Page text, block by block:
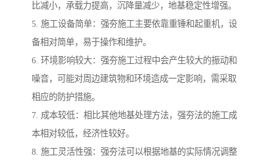
比减小，承载力提高，沉降量减少，地基稳定性增强。
5. 施工设备简单：强夯施工主要依靠重锤和起重机，设
备相对简单，易于操作和维护。
6. 环境影响较大：强夯施工过程中会产生较大的振动和
噪音，可能对周边建筑物和环境造成一定影响，需采取
相应的防护措施。
7. 成本较低：相比其他地基处理方法，强夯法的施工成
本相对较低，经济性较好。
8. 施工灵活性强：强夯法可以根据地基的实际情况调整